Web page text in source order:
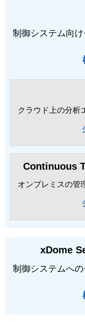
制御システム向
クラウド上の分析
Continuous
オンプレミスの管
xDome
制御システムへ